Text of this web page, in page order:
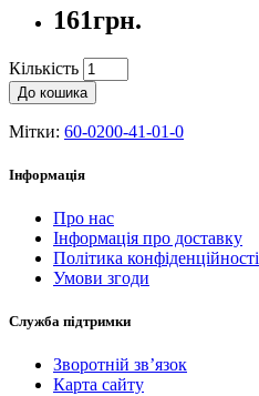
161грн.
Кількість
До кошика
Мітки: 60-0200-41-01-0
Інформація
Про нас
Інформація про доставку
Політика конфіденційності
Умови згоди
Служба підтримки
Зворотній зв’язок
Карта сайту